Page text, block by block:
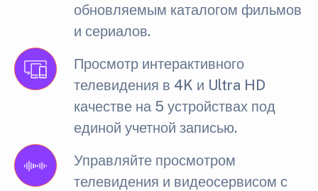
обновляемым каталогом фильмов
и сериалов.
Просмотр интерактивного
телевидения в 4K и Ultra HD
качестве на 5 устройствах под
единой учетной записью.
Управляйте просмотром
телевидения и видеосервисом с